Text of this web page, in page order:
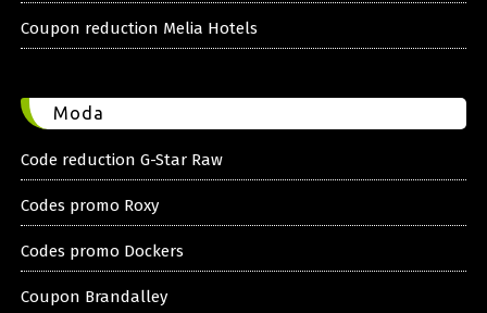
Coupon reduction Melia Hotels
Moda
Code reduction G-Star Raw
Codes promo Roxy
Codes promo Dockers
Coupon Brandalley